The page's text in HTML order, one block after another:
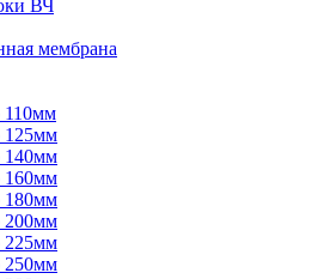
ВЧ
мембрана
110мм
125мм
140мм
160мм
180мм
200мм
225мм
250мм